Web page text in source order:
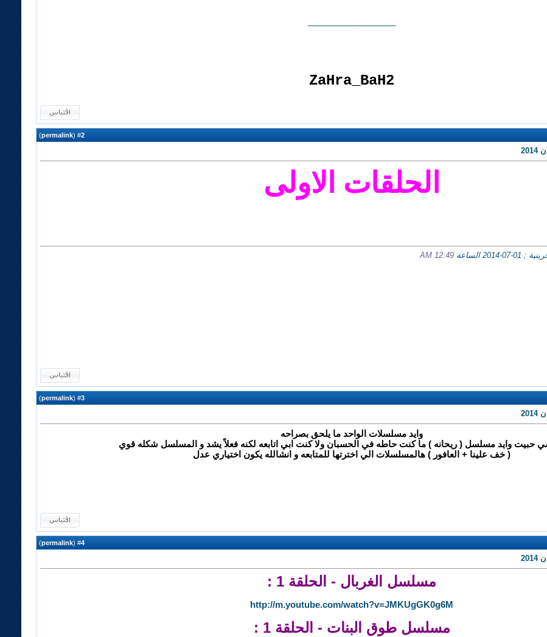
ZaHra_BaH2
2
(
permalink
)
الحلقات الاولى
الساعة 12:49 AM
3
(
permalink
)
وايد مسلسلات الواحد ما يلحق بصراحه
حبيت وايد مسلسل ( ريحانه ) ما كنت حاطه في الحسبان ولا كنت ابي اتابعه لكنه فعلاً يشد و المسلسل شكله قوي
( خف علينا + العافور ) هالمسلسلات الي اخترتها للمتابعه و انشالله يكون اختياري عدل
4
(
permalink
)
مسلسل الغربال - الحلقة 1 :
http://m.youtube.com/watch?v=JMKUgGK0g6M
مسلسل طوق البنات - الحلقة 1 :